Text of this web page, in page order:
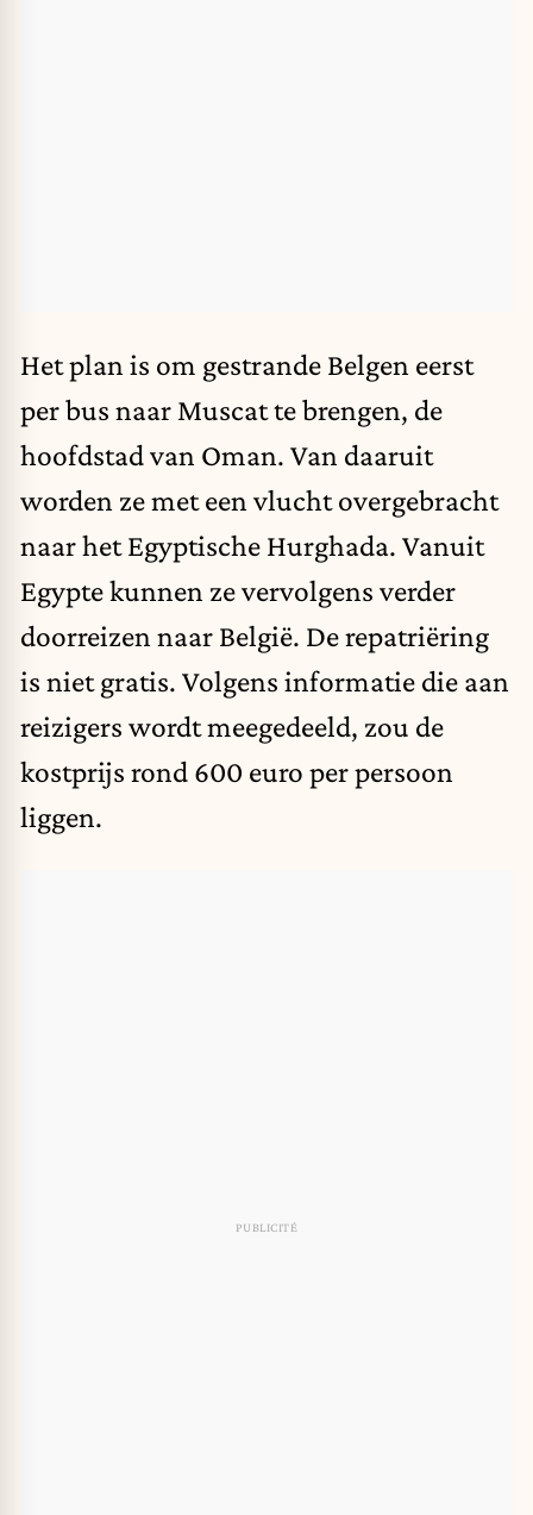
Het plan is om gestrande Belgen eerst
per bus naar Muscat te brengen, de
hoofdstad van Oman. Van daaruit
worden ze met een vlucht overgebracht
naar het Egyptische Hurghada. Vanuit
Egypte kunnen ze vervolgens verder
doorreizen naar België. De repatriëring
is niet gratis. Volgens informatie die aan
reizigers wordt meegedeeld, zou de
kostprijs rond 600 euro per persoon
liggen.